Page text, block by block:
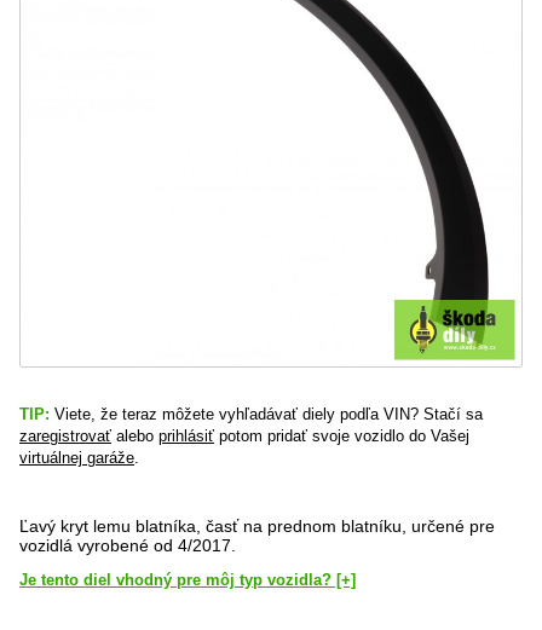
TIP: Viete, že teraz môžete vyhľadávať diely podľa VIN? Stačí sa
zaregistrovať alebo prihlásiť potom pridať svoje vozidlo do Vašej
virtuálnej garáže
Ľavý kryt lemu blatníka, časť na prednom blatníku, určené pre
vozidlá vyrobené od 4/2017.
Je tento diel vhodný pre môj typ vozidla? [+]